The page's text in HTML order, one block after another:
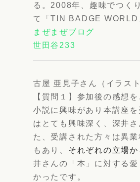
る。2008年、趣味でつく
て「TIN BADGE WORLD
まぜまぜブログ
世田谷233
古屋 亜見子さん（イラス
【質問１】参加後の感想
小説に興味があり本講座
はとても興味深く、深井
た、受講された方々は異
もあり、 それぞれの立場
井さんの「本」に対する
かったです。